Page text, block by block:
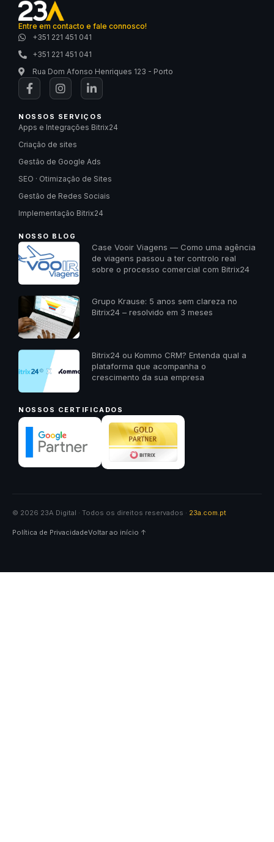
Entre em contacto e fale connosco!
+351 221 451 041
+351 221 451 041
Rua Dom Afonso Henriques 123 - Porto
NOSSOS SERVIÇOS
Apps e Integrações Bitrix24
Criação de sites
Gestão de Google Ads
SEO · Otimização de Sites
Gestão de Redes Sociais
Implementação Bitrix24
NOSSO BLOG
Case Vooir Viagens — Como uma agência
de viagens passou a ter controlo real
sobre o processo comercial com Bitrix24
Grupo Krause: 5 anos sem clareza no
Bitrix24 – resolvido em 3 meses
Bitrix24 ou Kommo CRM? Entenda qual a
plataforma que acompanha o
crescimento da sua empresa
NOSSOS CERTIFICADOS
© 2026 23A Digital · Todos os direitos reservados · 23a.com.pt
Política de PrivacidadeVoltar ao início ↑